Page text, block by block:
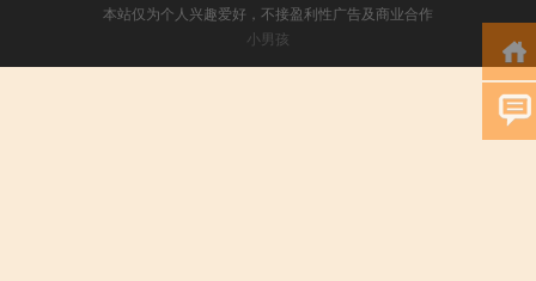
本站仅为个人兴趣爱好，不接盈利性广告及商业合作
小男孩